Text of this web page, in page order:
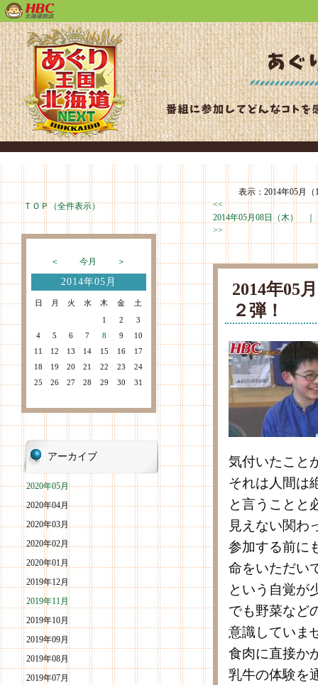
ＴＯＰ（全件表示）
＜ 今月 ＞
2014年05月
日 月 火 水 木 金
土
1
2
3
4
5 6 7 8 9
10
11
12 13 14 15 16
17
18
19 20 21 22 23
24
25
26 27 28 29 30 31
アーカイブ
2020年05月
2020年04月
2020年03月
2020年02月
2020年01月
2019年12月
2019年11月
2019年10月
2019年09月
2019年08月
2019年07月
表示：2014年05月（
<<
2014年05月08日（木）
>>
2014年
２弾！
気付いたこと
それは人間は
と言うことと
見えない関わ
参加する前に
命をいただい
という自覚が
でも野菜など
意識していま
食肉に直接か
乳牛の体験を